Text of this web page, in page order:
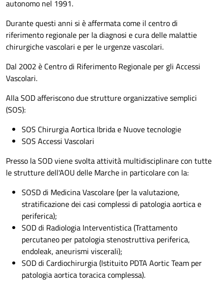
autonomo nel 1991.
Durante questi anni si è affermata come il centro di
riferimento regionale per la diagnosi e cura delle malattie
chirurgiche vascolari e per le urgenze vascolari.
Dal 2002 è Centro di Riferimento Regionale per gli Accessi
Vascolari.
Alla SOD afferiscono due strutture organizzative semplici
(SOS):
SOS Chirurgia Aortica Ibrida e Nuove tecnologie
SOS Accessi Vascolari
Presso la SOD viene svolta attività multidisciplinare con tutte
le strutture dell'AOU delle Marche in particolare con la:
SOSD di Medicina Vascolare (per la valutazione,
stratificazione dei casi complessi di patologia aortica e
periferica);
SOD di Radiologia Interventistica (Trattamento
percutaneo per patologia stenostruttiva periferica,
endoleak, aneurismi viscerali);
SOD di Cardiochirurgia (Istituito PDTA Aortic Team per
patologia aortica toracica complessa).